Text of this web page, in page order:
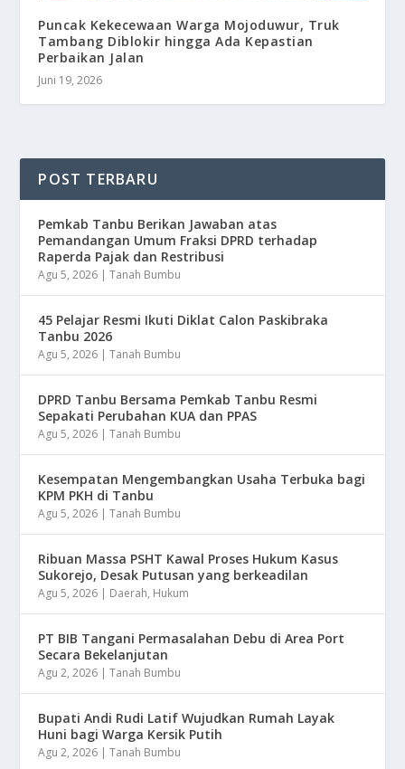
Puncak Kekecewaan Warga Mojoduwur, Truk
Tambang Diblokir hingga Ada Kepastian
Perbaikan Jalan
Juni 19, 2026
POST TERBARU
Pemkab Tanbu Berikan Jawaban atas
Pemandangan Umum Fraksi DPRD terhadap
Raperda Pajak dan Restribusi
Agu 5, 2026 |Tanah Bumbu
45 Pelajar Resmi Ikuti Diklat Calon Paskibraka
Tanbu 2026
Agu 5, 2026 |Tanah Bumbu
DPRD Tanbu Bersama Pemkab Tanbu Resmi
Sepakati Perubahan KUA dan PPAS
Agu 5, 2026 |Tanah Bumbu
Kesempatan Mengembangkan Usaha Terbuka bagi
KPM PKH di Tanbu
Agu 5, 2026 |Tanah Bumbu
Ribuan Massa PSHT Kawal Proses Hukum Kasus
Sukorejo, Desak Putusan yang berkeadilan
Agu 5, 2026 | Daerah, Hukum
PT BIB Tangani Permasalahan Debu di Area Port
Secara Bekelanjutan
Agu 2, 2026 |Tanah Bumbu
Bupati Andi Rudi Latif Wujudkan Rumah Layak
Huni bagi Warga Kersik Putih
Agu 2, 2026 |Tanah Bumbu